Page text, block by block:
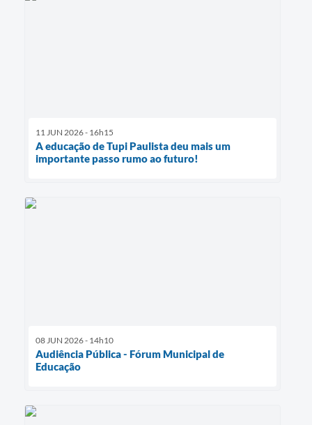
11 JUN 2026 - 16h15
A educação de Tupi Paulista deu mais um
importante passo rumo ao futuro!
08 JUN 2026 - 14h10
Audiência Pública - Fórum Municipal de
Educação